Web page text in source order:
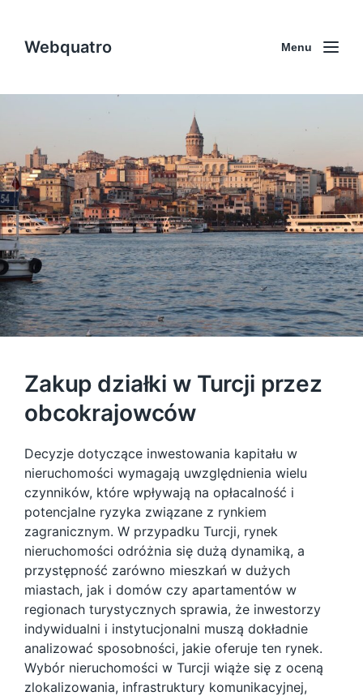
Webquatro Menu
Zakup działki w Turcji przez
obcokrajowców
Decyzje dotyczące inwestowania kapitału w
nieruchomości wymagają uwzględnienia wielu
czynników, które wpływają na opłacalność i
potencjalne ryzyka związane z rynkiem
zagranicznym. W przypadku Turcji, rynek
nieruchomości odróżnia się dużą dynamiką, a
przystępność zarówno mieszkań w dużych
miastach, jak i domów czy apartamentów w
regionach turystycznych sprawia, że inwestorzy
indywidualni i instytucjonalni muszą dokładnie
analizować sposobności, jakie oferuje ten rynek.
Wybór nieruchomości w Turcji wiąże się z oceną
zlokalizowania, infrastruktury komunikacyjnej,